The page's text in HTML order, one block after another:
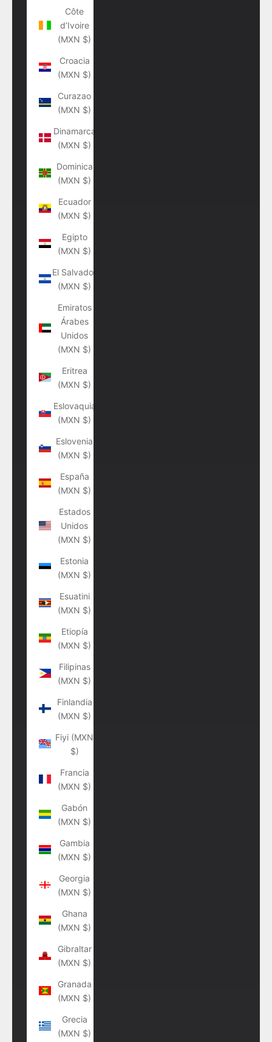
Côte
d’Ivoire
(MXN $)
Croacia
(MXN $)
Curazao
(MXN $)
Dinamarca
(MXN $)
Dominica
(MXN $)
Ecuador
(MXN $)
Egipto
(MXN $)
El Salvador
(MXN $)
Emiratos
Árabes
Unidos
(MXN $)
Eritrea
(MXN $)
Eslovaquia
(MXN $)
Eslovenia
(MXN $)
España
(MXN $)
Estados
Unidos
(MXN $)
Estonia
(MXN $)
Esuatini
(MXN $)
Etiopía
(MXN $)
Filipinas
(MXN $)
Finlandia
(MXN $)
Fiyi (MXN
$)
Francia
(MXN $)
Gabón
(MXN $)
Gambia
(MXN $)
Georgia
(MXN $)
Ghana
(MXN $)
Gibraltar
(MXN $)
Granada
(MXN $)
Grecia
(MXN $)